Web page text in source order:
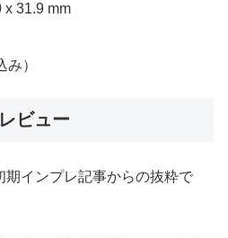
x 31.9 mm
）
ビュー
期インプレ記事からの抜粋で